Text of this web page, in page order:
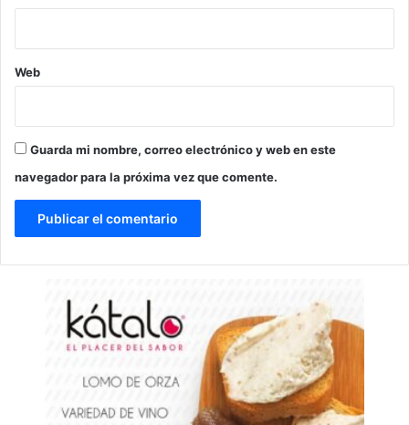
Web
Guarda mi nombre, correo electrónico y web en este
navegador para la próxima vez que comente.